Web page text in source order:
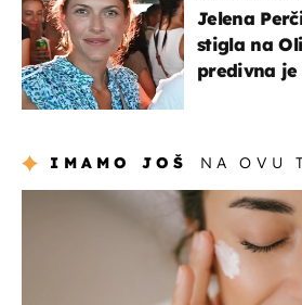
Jelena
stigla na
predivna
IMAMO JOŠ NA OVU
moda & ljepota